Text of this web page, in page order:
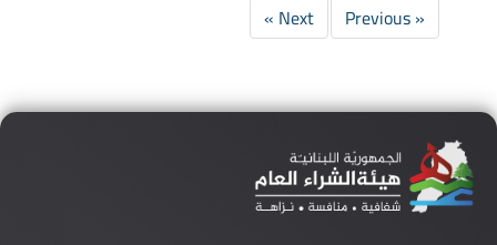
« Previous
Next »